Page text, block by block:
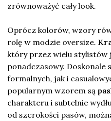
zrównoważyć cały look.
Oprócz kolorów, wzory
rolę w modzie oversize.
który przez wielu stylistów
ponadczasowy.
formalnych, jak i
popularnym wzorem są
charakteru i subtelnie
od szerokości pasów,